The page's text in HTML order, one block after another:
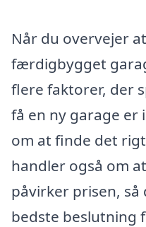
Når du overvejer
færdigbygget
flere faktorer, der
få en ny garage er
om at finde det
handler også om
påvirker prisen,
bedste beslutning